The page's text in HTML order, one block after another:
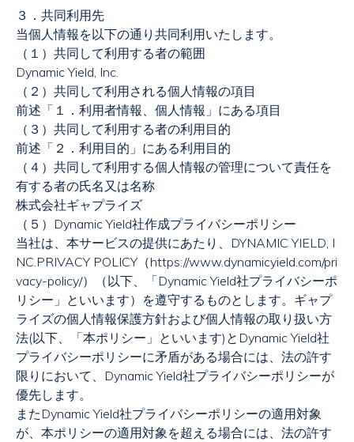
３．共同利用先
当個人情報を以下の通り共同利用いたします。
（１）共同して利用する者の範囲
Dynamic Yield, Inc.
（２）共同して利用される個人情報の項目
前述「１．利用者情報、個人情報」にある項目
（３）共同して利用する者の利用目的
前述「２．利用目的」にある利用目的
（４）共同して利用する個人情報の管理について責任を
有する者の氏名又は名称
株式会社ギャプライズ
（５） Dynamic Yield社作成プライバシーポリシー
当社は、本サービスの提供にあたり、 DYNAMIC YIELD, I
NC.PRIVACY POLICY （https://www.dynamicyield.com/pri
vacy-policy/）（以下、「Dynamic Yield社プライバシーポ
リシー」といいます）を遵守するものとします。ギャプ
ライズの個人情報保護方針および個人情報の取り扱い方
法(以下、「本ポリシー」といいます) と Dynamic Yield社
プライバシーポリシーに矛盾がある場合には、法の許す
限りにおいて、 Dynamic Yield社プライバシーポリシーが
優先します。
また Dynamic Yield社プライバシーポリシーの適用対象
が、本ポリシーの適用対象を超える場合には、法の許す